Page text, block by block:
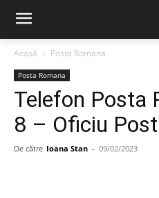
Acasă Posta Romana
Posta Romana
Telefon Posta
8 – Oficiu
De către Ioana Stan - 09/02/2023